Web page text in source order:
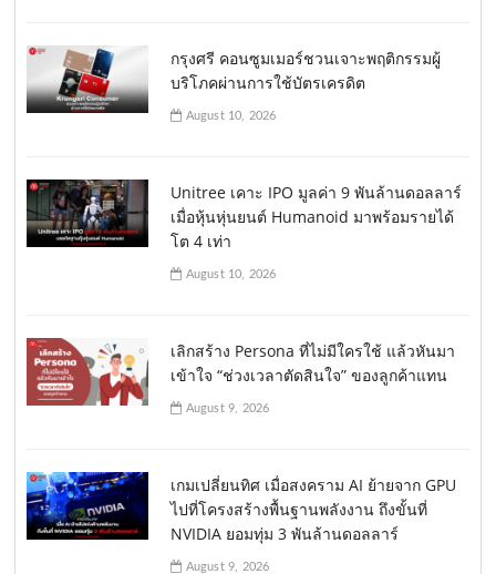
กรุงศรี คอนซูมเมอร์ชวนเจาะพฤติกรรมผู้
บริโภคผ่านการใช้บัตรเครดิต
August 10, 2026
Unitree เคาะ IPO มูลค่า 9 พันล้านดอลลาร์
เมื่อหุ้นหุ่นยนต์ Humanoid มาพร้อมรายได้
โต 4 เท่า
August 10, 2026
เลิกสร้าง Persona ที่ไม่มีใครใช้ แล้วหันมา
เข้าใจ “ช่วงเวลาตัดสินใจ” ของลูกค้าแทน
August 9, 2026
เกมเปลี่ยนทิศ เมื่อสงคราม AI ย้ายจาก GPU
ไปที่โครงสร้างพื้นฐานพลังงาน ถึงขั้นที่
NVIDIA ยอมทุ่ม 3 พันล้านดอลลาร์
August 9, 2026